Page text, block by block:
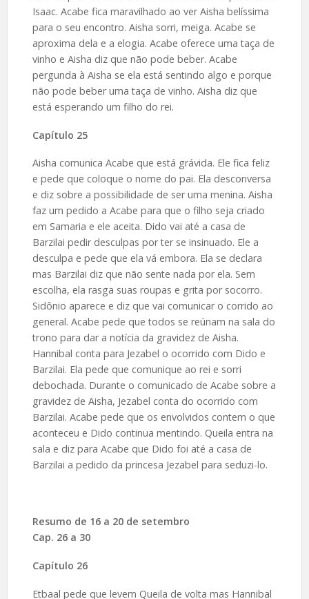
Isaac. Acabe fica maravilhado ao ver Aisha belíssima
para o seu encontro. Aisha sorri, meiga. Acabe se
aproxima dela e a elogia. Acabe oferece uma taça de
vinho e Aisha diz que não pode beber. Acabe
pergunda à Aisha se ela está sentindo algo e porque
não pode beber uma taça de vinho. Aisha diz que
está esperando um filho do rei.
Capítulo 25
Aisha comunica Acabe que está grávida. Ele fica feliz
e pede que coloque o nome do pai. Ela desconversa
e diz sobre a possibilidade de ser uma menina. Aisha
faz um pedido a Acabe para que o filho seja criado
em Samaria e ele aceita. Dido vai até a casa de
Barzilai pedir desculpas por ter se insinuado. Ele a
desculpa e pede que ela vá embora. Ela se declara
mas Barzilai diz que não sente nada por ela. Sem
escolha, ela rasga suas roupas e grita por socorro.
Sidônio aparece e diz que vai comunicar o corrido ao
general. Acabe pede que todos se reúnam na sala do
trono para dar a notícia da gravidez de Aisha.
Hannibal conta para Jezabel o ocorrido com Dido e
Barzilai. Ela pede que comunique ao rei e sorri
debochada. Durante o comunicado de Acabe sobre a
gravidez de Aisha, Jezabel conta do ocorrido com
Barzilai. Acabe pede que os envolvidos contem o que
aconteceu e Dido continua mentindo. Queila entra na
sala e diz para Acabe que Dido foi até a casa de
Barzilai a pedido da princesa Jezabel para seduzi-lo.
Resumo de 16 a 20 de setembro
Cap. 26 a 30
Capítulo 26
Etbaal pede que levem Queila de volta mas Hannibal